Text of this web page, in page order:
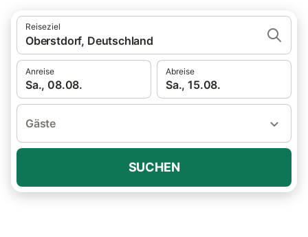
Reiseziel
Oberstdorf, Deutschland
Anreise
Sa., 08.08.
Abreise
Sa., 15.08.
Gäste
SUCHEN